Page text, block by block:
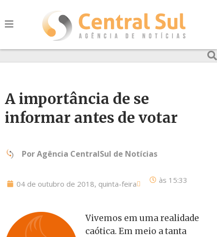
A importância de se
informar antes de votar
PorAgência CentralSul de Notícias
04 de outubro de 2018, quinta-feira às 15:33
Vivemos em uma realidade
caótica. Em meio a tanta